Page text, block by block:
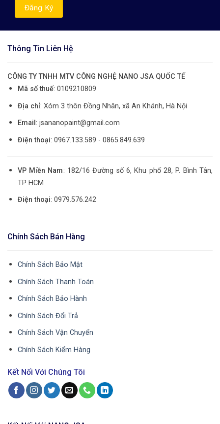
Thông Tin Liên Hệ
CÔNG TY TNHH MTV CÔNG NGHỆ NANO JSA QUỐC TẾ
Mã số thuế: 0109210809
Địa chỉ: Xóm 3 thôn Đồng Nhân, xã An Khánh, Hà Nội
Email : jsananopaint@gmail.com
Điện thoại: 0967.133.589 - 0865.849.639
VP Miền Nam: 182/16 Đường số 6, Khu phố 28, P. Bình Tân,
TP HCM
Điện thoại: 0979.576.242
Chính Sách Bán Hàng
Chính Sách Bảo Mật
Chính Sách Thanh Toán
Chính Sách Bảo Hành
Chính Sách Đổi Trả
Chính Sách Vận Chuyển
Chính Sách Kiểm Hàng
Kết Nối Với Chúng Tôi